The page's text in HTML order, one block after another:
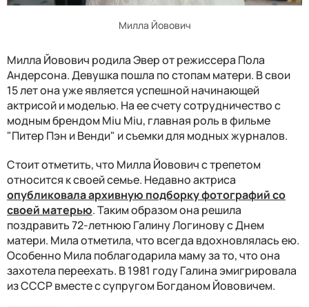
Милла Йовович
Милла Йовович родила Эвер от режиссера Пола
Андерсона. Девушка пошла по стопам матери. В свои
15 лет она уже является успешной начинающей
актрисой и моделью. На ее счету сотрудничество с
модным брендом Miu Miu, главная роль в фильме
"Питер Пэн и Венди" и съемки для модных журналов.
Стоит отметить, что Милла Йовович с трепетом
относится к своей семье. Недавно актриса
опубликовала архивную подборку фотографий со
своей матерью. Таким образом она решила
поздравить 72-летнюю Галину Логинову с Днем
матери. Мила отметила, что всегда вдохновлялась ею.
Особенно Мила поблагодарила маму за то, что она
захотела переехать. В 1981 году Галина эмигрировала
из СССР вместе с супругом Богданом Йововичем.